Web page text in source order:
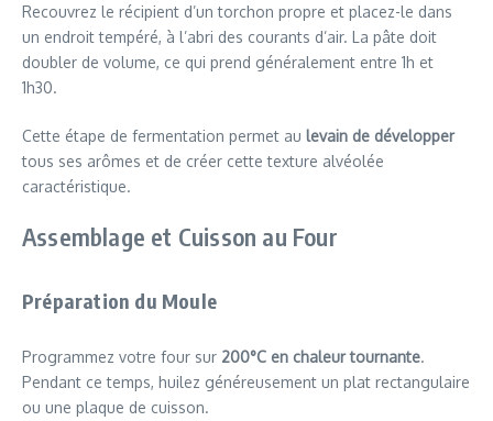
Recouvrez le récipient d’un torchon propre et placez-le dans
un endroit tempéré, à l’abri des courants d’air. La pâte doit
doubler de volume, ce qui prend généralement entre 1h et
1h30.
Cette étape de fermentation permet au levain de développer
tous ses arômes et de créer cette texture alvéolée
caractéristique.
Assemblage et Cuisson au Four
Préparation du Moule
Programmez votre four sur 200°C en chaleur tournante.
Pendant ce temps, huilez généreusement un plat rectangulaire
ou une plaque de cuisson.